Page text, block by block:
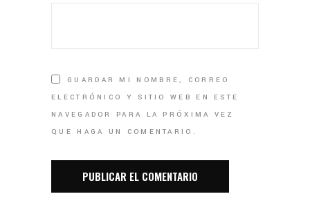
GUARDAR MI NOMBRE, CORREO
ELECTRÓNICO Y SITIO WEB EN ESTE
NAVEGADOR PARA LA PRÓXIMA VEZ
QUE HAGA UN COMENTARIO.